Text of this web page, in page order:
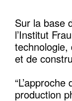
Sur la base
l’Institut
et de
production